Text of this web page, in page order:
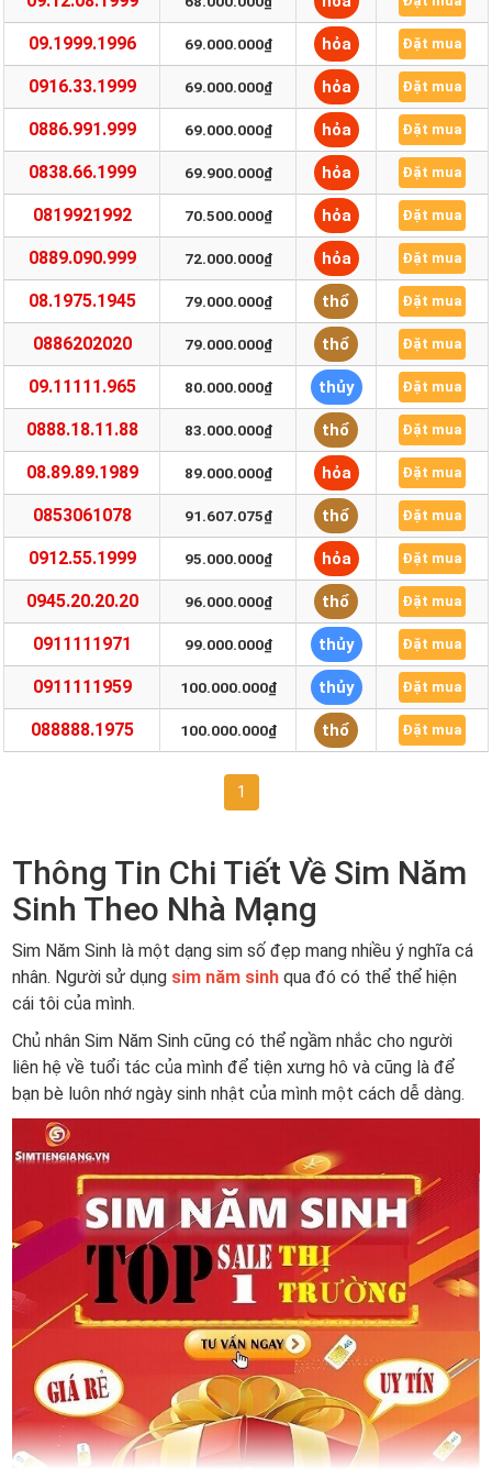
09.1999.1996 69.000.000₫ hỏa Đặt mua
0916.33.1999 69.000.000₫ hỏa Đặt mua
0886.991.999 69.000.000₫ hỏa Đặt mua
0838.66.1999 69.900.000₫ hỏa Đặt mua
0819921992 70.500.000₫ hỏa Đặt mua
0889.090.999 72.000.000₫ hỏa Đặt mua
08.1975.1945 79.000.000₫ thổ Đặt mua
0886202020 79.000.000₫ thổ Đặt mua
09.11111.965 80.000.000₫ thủy Đặt mua
0888.18.11.88 83.000.000₫ thổ Đặt mua
08.89.89.1989 89.000.000₫ hỏa Đặt mua
0853061078 91.607.075₫ thổ Đặt mua
0912.55.1999 95.000.000₫ hỏa Đặt mua
0945.20.20.20 96.000.000₫ thổ Đặt mua
0911111971 99.000.000₫ thủy Đặt mua
0911111959 100.000.000₫ thủy Đặt mua
088888.1975 100.000.000₫ thổ Đặt mua
1
Thông Tin Chi Tiết Về Sim Năm
Sinh Theo Nhà Mạng
Sim Năm Sinh là một dạng sim số đẹp mang nhiều ý nghĩa cá
nhân. Người sử dụng sim năm sinh qua đó có thể thể hiện
cái tôi của mình.
Chủ nhân Sim Năm Sinh cũng có thể ngầm nhắc cho người
liên hệ về tuổi tác của mình để tiện xưng hô và cũng là để
bạn bè luôn nhớ ngày sinh nhật của mình một cách dễ dàng.